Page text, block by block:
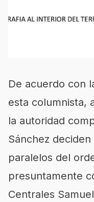
De acuerdo con
esta columnista,
la autoridad
Sánchez
paralelos del
presuntamente
Centrales